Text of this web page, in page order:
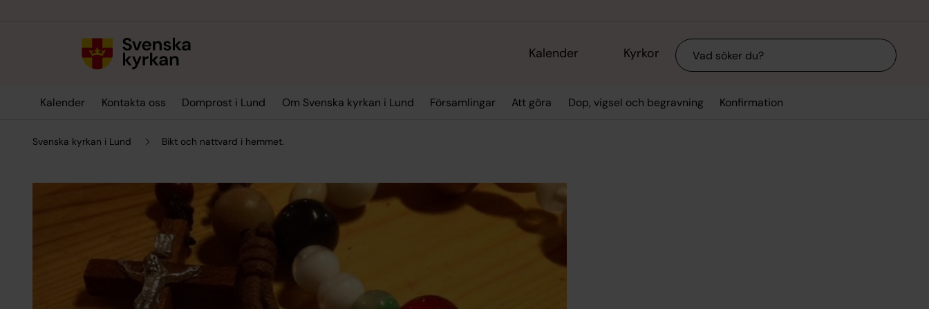
Kalender Kyrkor Sök
Kalender Kontakta oss Domprost i Lund Om Svenska kyrkan i Lund Församlingar Att göra Dop, vigsel och begravning Konfirmation
Svenska kyrkan i Lund Bikt och nattvard i hemmet.